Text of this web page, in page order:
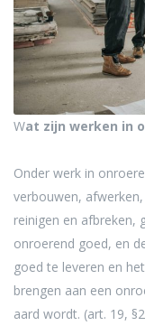
Wat zijn werken in
Onder werk in
verbouwen,
reinigen en afbreken,
onroerend goed, en
goed te leveren en
brengen aan een
aard wordt. (art. 19,